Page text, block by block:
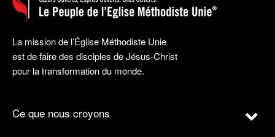
La mission de l’Église Méthodiste Unie
est de faire des disciples de Jésus-Christ
pour la transformation du monde.
Ce que nous croyons